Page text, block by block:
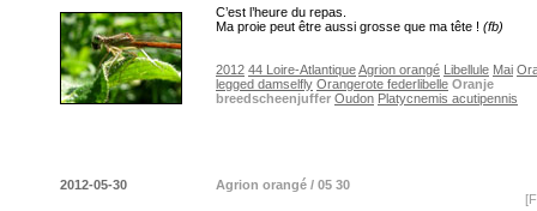
C’est l’heure du repas.
Ma proie peut être aussi grosse que ma tête ! (fb)
2012 44 Loire-AtlantiqueAgrion orangé Libellule Mai
legged damselfly Orangerote federlibelle Oranje
breedscheenjuffer Oudon Platycnemis acutipennis
2012-05-30
Agrion orangé / 05 30